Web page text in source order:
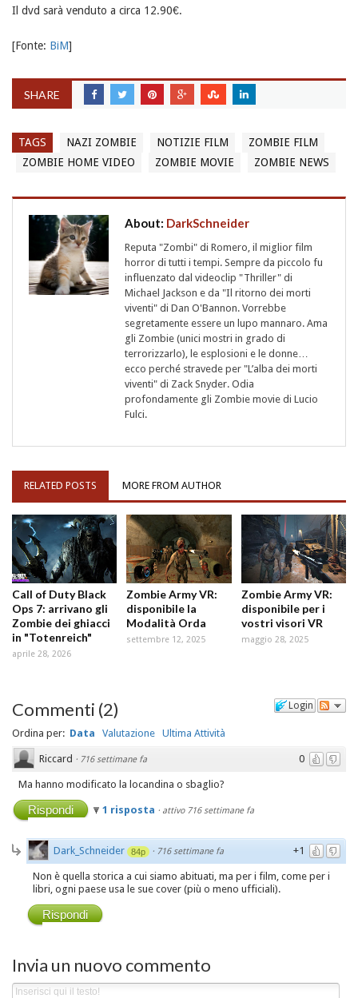
Il dvd sarà venduto a circa 12.90€.
[Fonte: BiM]
SHARE
TAGS NAZI ZOMBIE NOTIZIE FILM
ZOMBIE FILM
ZOMBIE HOME VIDEO
ZOMBIE MOVIE ZOMBIE NEWS
About: DarkSchneider
Reputa "Zombi" di Romero, il miglior film
horror di tutti i tempi. Sempre da piccolo fu
influenzato dal videoclip "Thriller" di
Michael Jackson e da "Il ritorno dei morti
viventi" di Dan O'Bannon. Vorrebbe
segretamente essere un lupo mannaro. Ama
gli Zombie (unici mostri in grado di
terrorizzarlo), le esplosioni e le donne…
ecco perché stravede per "L’alba dei morti
viventi" di Zack Snyder. Odia
profondamente gli Zombie movie di Lucio
Fulci.
RELATED POSTS MORE FROM AUTHOR
Call of Duty Black
Ops 7: arrivano gli
Zombie dei ghiacci
in "Totenreich"
aprile 28, 2026
Zombie Army VR:
disponibile la
Modalità Orda
settembre 12, 2025
Zombie Army VR:
disponibile per i
vostri visori VR
maggio 28, 2025
Login
Commenti (2)
Ordina per: Data Valutazione Ultima Attività
0
Riccard · 716 settimane fa
Ma hanno modificato la locandina o sbaglio?
Rispondi 1 risposta · attivo 716 settimane fa
+1
Dark_Schneider 84p · 716 settimane fa
Non è quella storica a cui siamo abituati, ma per i film, come per i
libri, ogni paese usa le sue cover (più o meno ufficiali).
Rispondi
Invia un nuovo commento